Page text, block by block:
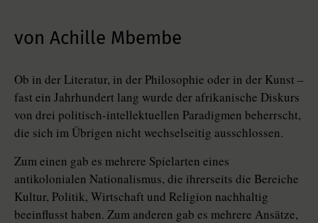
von Achille Mbembe
Ob in der Literatur, in der Philosophie oder in der Kunst –
fast ein Jahrhundert lang wurde der afrikanische Diskurs
von drei politisch-intellektuellen Paradigmen beherrscht,
die sich im Übrigen nicht wechselseitig ausschlossen.
Zum einen gab es mehrere Spielarten eines
antikolonialen Nationalismus, die ihrerseits die Bereiche
Kultur, Politik, Wirtschaft und Religion nachhaltig
beeinflusst haben. Zum anderen gab es mehrere Ansätze,